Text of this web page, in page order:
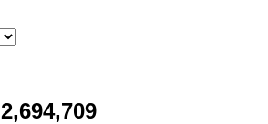
2,694,709